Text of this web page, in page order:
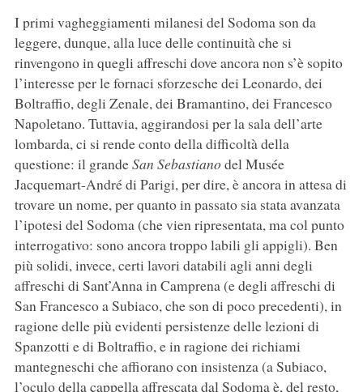
I primi vagheggiamenti milanesi del Sodoma son da
leggere, dunque, alla luce delle continuità che si
rinvengono in quegli affreschi dove ancora non s’è sopito
l’interesse per le fornaci sforzesche dei Leonardo, dei
Boltraffio, degli Zenale, dei Bramantino, dei Francesco
Napoletano. Tuttavia, aggirandosi per la sala dell’arte
lombarda, ci si rende conto della difficoltà della
questione: il grandeSan Sebastianodel Musée
Jacquemart-André di Parigi, per dire, è ancora in attesa di
trovare un nome, per quanto in passato sia stata avanzata
l’ipotesi del Sodoma (che vien ripresentata, ma col punto
interrogativo: sono ancora troppo labili gli appigli). Ben
più solidi, invece, certi lavori databili agli anni degli
affreschi di Sant’Anna in Camprena (e degli affreschi di
San Francesco a Subiaco, che son di poco precedenti), in
ragione delle più evidenti persistenze delle lezioni di
Spanzotti e di Boltraffio, e in ragione dei richiami
mantegneschi che affiorano con insistenza (a Subiaco,
l’oculo della cappella affrescata dal Sodoma è, del resto,